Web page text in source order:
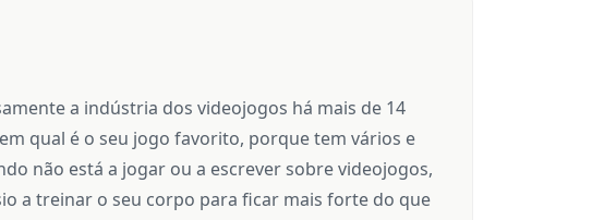
a indústria dos videojogos há mais de 14
qual é o seu jogo favorito, porque tem vários e
não está a jogar ou a escrever sobre videojogos,
a treinar o seu corpo para ficar mais forte do que